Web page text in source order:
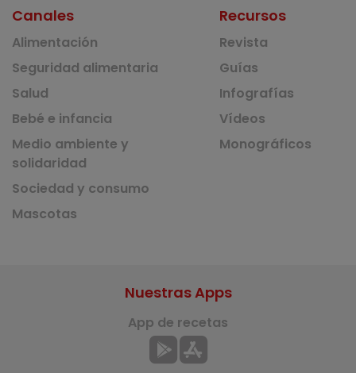
Canales
Alimentación
Seguridad alimentaria
Salud
Bebé e infancia
Medio ambiente y
solidaridad
Sociedad y consumo
Mascotas
Recursos
Revista
Guías
Infografías
Vídeos
Monográficos
Nuestras Apps
App de recetas